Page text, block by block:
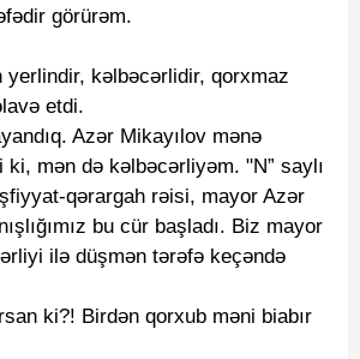
görürəm.
yerlindir, kəlbəcərlidir, qorxmaz
etdi.
Azər Mikayılov mənə
ki, mən də kəlbəcərliyəm. "N” saylı
qərargah rəisi, mayor Azər
bu cür başladı. Biz mayor
ilə düşmən tərəfə keçəndə
ki?! Birdən qorxub məni biabır